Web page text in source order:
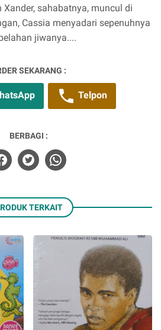
sahabatnya, muncul di
Cassia menyadari sepenuhnya
jiwanya....
SEKARANG :
Telpon
BERBAGI :
TERKAIT